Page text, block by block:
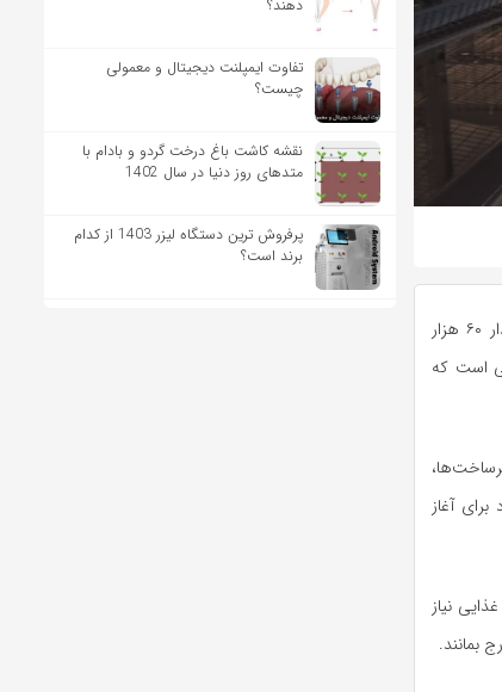
به گزارش خبرگزاری مهر، زاهد محمودی روز سه‌شنبه در جریان بازدید از یک واحد مرغداری تخم‌گذار ۶۰ هزار
است که
آغاز
نیاز
بمانند.
دهند؟
تفاوت ایمپلنت دیجیتال و معمولی
چیست؟
نقشه کاشت باغ درخت گردو و بادام با
متدهای روز دنیا در سال 1402
پرفروش ترین دستگاه لیزر 1403 از کدام
برند است؟